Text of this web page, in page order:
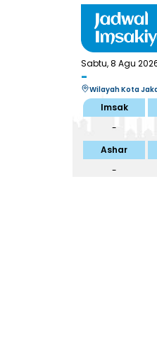
Sabtu, 8 Agu
-
Wilayah Kota
Imsak
-
Ashar
-